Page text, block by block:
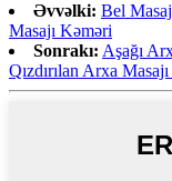
Əvvəlki: Bel Masaj
Masajı Kəməri
Sonrakı: Aşağı
Qızdırılan Arxa